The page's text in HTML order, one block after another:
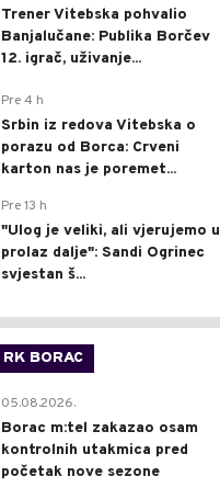
Trener Vitebska pohvalio
Banjalučane: Publika Borčev
12. igrač, uživanje...
Pre 4 h
Srbin iz redova Vitebska o
porazu od Borca: Crveni
karton nas je poremet...
Pre 13 h
"Ulog je veliki, ali vjerujemo u
prolaz dalje": Sandi Ogrinec
svjestan š...
RK BORAC
05.08.2026.
Borac m:tel zakazao osam
kontrolnih utakmica pred
početak nove sezone